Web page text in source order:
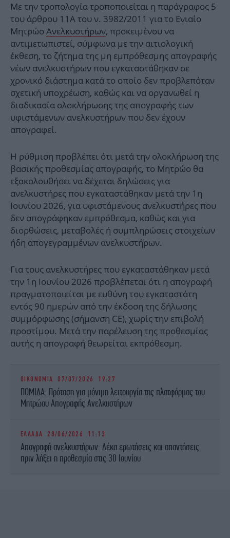
Με την τροπολογία τροποποιείται η παράγραφος 5
του άρθρου 11Α του ν. 3982/2011 για το Ενιαίο
Μητρώο Ανελκυστήρων, προκειμένου να
αντιμετωπιστεί, σύμφωνα με την αιτιολογική
έκθεση, το ζήτημα της μη εμπρόθεσμης απογραφής
νέων ανελκυστήρων που εγκαταστάθηκαν σε
χρονικό διάστημα κατά το οποίο δεν προβλεπόταν
σχετική υποχρέωση, καθώς και να οργανωθεί η
διαδικασία ολοκλήρωσης της απογραφής των
υφιστάμενων ανελκυστήρων που δεν έχουν
απογραφεί.
Η ρύθμιση προβλέπει ότι μετά την ολοκλήρωση της
βασικής προθεσμίας απογραφής, το Μητρώο θα
εξακολουθήσει να δέχεται δηλώσεις για
ανελκυστήρες που εγκαταστάθηκαν μετά την 1η
Ιουνίου 2026, για υφιστάμενους ανελκυστήρες που
δεν απογράφηκαν εμπρόθεσμα, καθώς και για
διορθώσεις, μεταβολές ή συμπληρώσεις στοιχείων
ήδη απογεγραμμένων ανελκυστήρων.
Για τους ανελκυστήρες που εγκαταστάθηκαν μετά
την 1η Ιουνίου 2026 προβλέπεται ότι η απογραφή
πραγματοποιείται με ευθύνη του εγκαταστάτη
εντός 90 ημερών από την έκδοση της δήλωσης
συμμόρφωσης (σήμανση CE), χωρίς την επιβολή
προστίμου. Μετά την παρέλευση της προθεσμίας
αυτής η απογραφή θεωρείται εκπρόθεσμη.
ΟΙΚΟΝΟΜΙΑ 07/07/2026 19:27
ΠΟΜΙΔΑ: Πρόταση για μόνιμη λειτουργία της πλατφόρμας του
Μητρώου Απογραφής Ανελκυστήρων
ΕΛΛΑΔΑ 28/06/2026 11:13
Aπογραφή ανελκυστήρων: Δέκα ερωτήσεις και απαντήσεις
πριν λήξει η προθεσμία στις 30 Ιουνίου